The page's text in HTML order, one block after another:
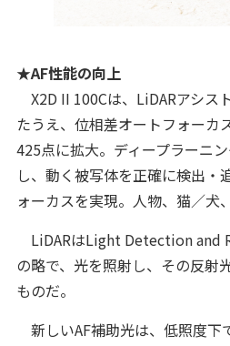
★AF性能の向上
X2D II 100Cは、LiDARアシス
たうえ、位相差オートフォーカ
425点に拡大。ディープラーニ
し、動く被写体を正確に検出・
ォーカスを実現。人物、猫／犬
LiDARはLight Detection and
の略で、光を照射し、その反射
ものだ。
新しいAF補助光は、低照度下